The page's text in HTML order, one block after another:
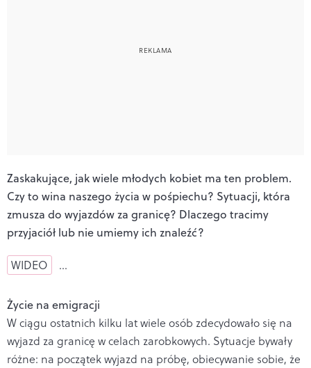
Zaskakujące, jak wiele młodych kobiet ma ten problem.
Czy to wina naszego życia w pośpiechu? Sytuacji, która
zmusza do wyjazdów za granicę? Dlaczego tracimy
przyjaciół lub nie umiemy ich znaleźć?
WIDEO …
Życie na emigracji
W ciągu ostatnich kilku lat wiele osób zdecydowało się na
wyjazd za granicę w celach zarobkowych. Sytuacje bywały
różne: na początek wyjazd na próbę, obiecywanie sobie, że